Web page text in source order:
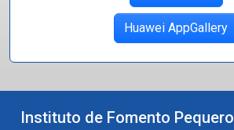
Huawei AppGallery
Instituto de Fomento Pequero